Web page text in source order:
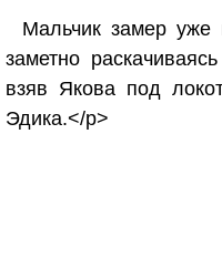
Мальчик замер уже
заметно
взяв Якова под
Эдика.</p>